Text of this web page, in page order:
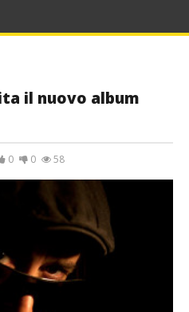
il nuovo album
0 0 58